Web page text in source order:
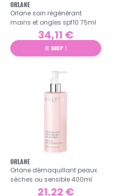
ORLANE
Orlane soin régénérant
mains et ongles spf10 75ml
34,11 €
JE SHOP !
ORLANE
Orlane démaquillant peaux
sèches ou sensible 400ml
21,22 €